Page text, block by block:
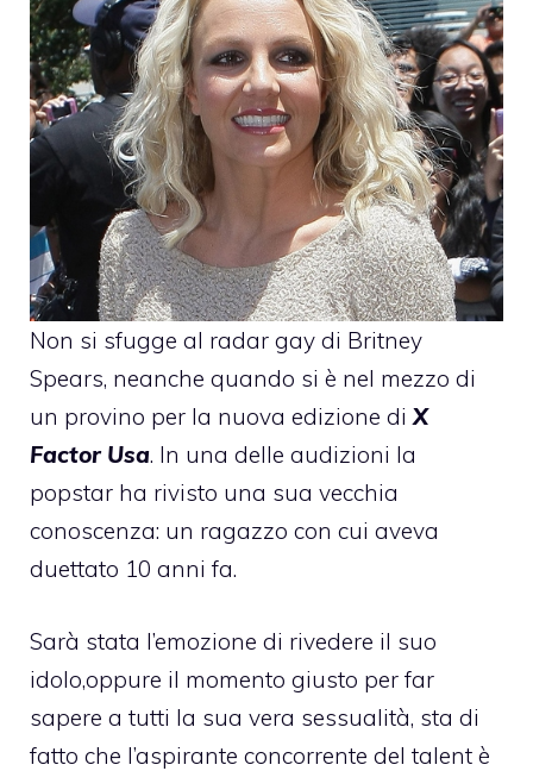
Non si sfugge al radar gay di Britney
Spears, neanche quando si è nel mezzo di
un provino per la nuova edizione di X
Factor Usa. In una delle audizioni la
popstar ha rivisto una sua vecchia
conoscenza: un ragazzo con cui aveva
duettato 10 anni fa.
Sarà stata l’emozione di rivedere il suo
idolo,oppure il momento giusto per far
sapere a tutti la sua vera sessualità, sta di
fatto che l’aspirante concorrente del talent è